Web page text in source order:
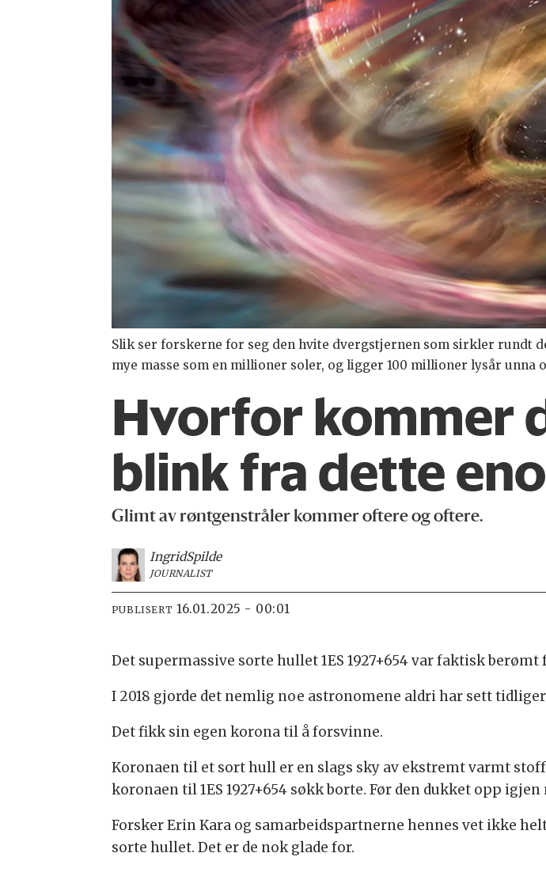
Slik ser forskerne for seg den hvite dvergstjernen som sirkler rundt
mye masse som en millioner soler, og ligger 100 millioner lysår unna
Hvorfor kommer
blink fra dette
Glimt av røntgenstråler kommer oftere og oftere.
IngridSpilde
JOURNALIST
PUBLISERT 16.01.2025 - 00:01
Det supermassive sorte hullet 1ES 1927+654 var faktisk berømt
I 2018 gjorde det nemlig noe astronomene aldri har sett
Det fikk sin egen korona til å forsvinne.
Koronaen til et sort hull er en slags sky av ekstremt varmt
koronaen til 1ES 1927+654 søkk borte. Før den dukket opp
Forsker Erin Kara og samarbeidspartnerne hennes vet ikke
sorte hullet. Det er de nok glade for.